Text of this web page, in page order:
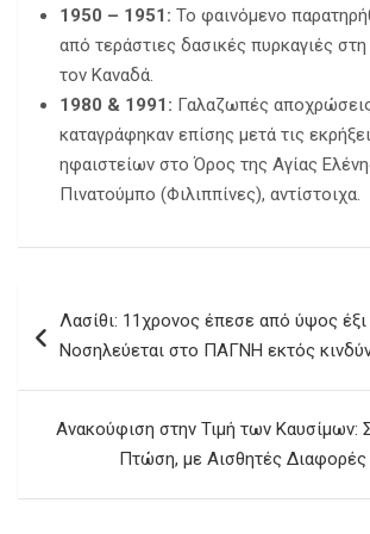
1950 – 1951: Το φαινόμενο
από τεράστιες δασικές πυρκαγιές
τον Καναδά.
1980 & 1991: Γαλαζωπές
καταγράφηκαν επίσης μετά τις
ηφαιστείων στο Όρος της Αγίας
Πινατούμπο (Φιλιππίνες), αντίστοιχα.
άρθρων
Λασίθι: 11χρονος έπεσε από ύψος
Νοσηλεύεται στο ΠΑΓΝΗ εκτός
Ανακούφιση στην Τιμή των Καυσίμων:
Πτώση, με Αισθητές